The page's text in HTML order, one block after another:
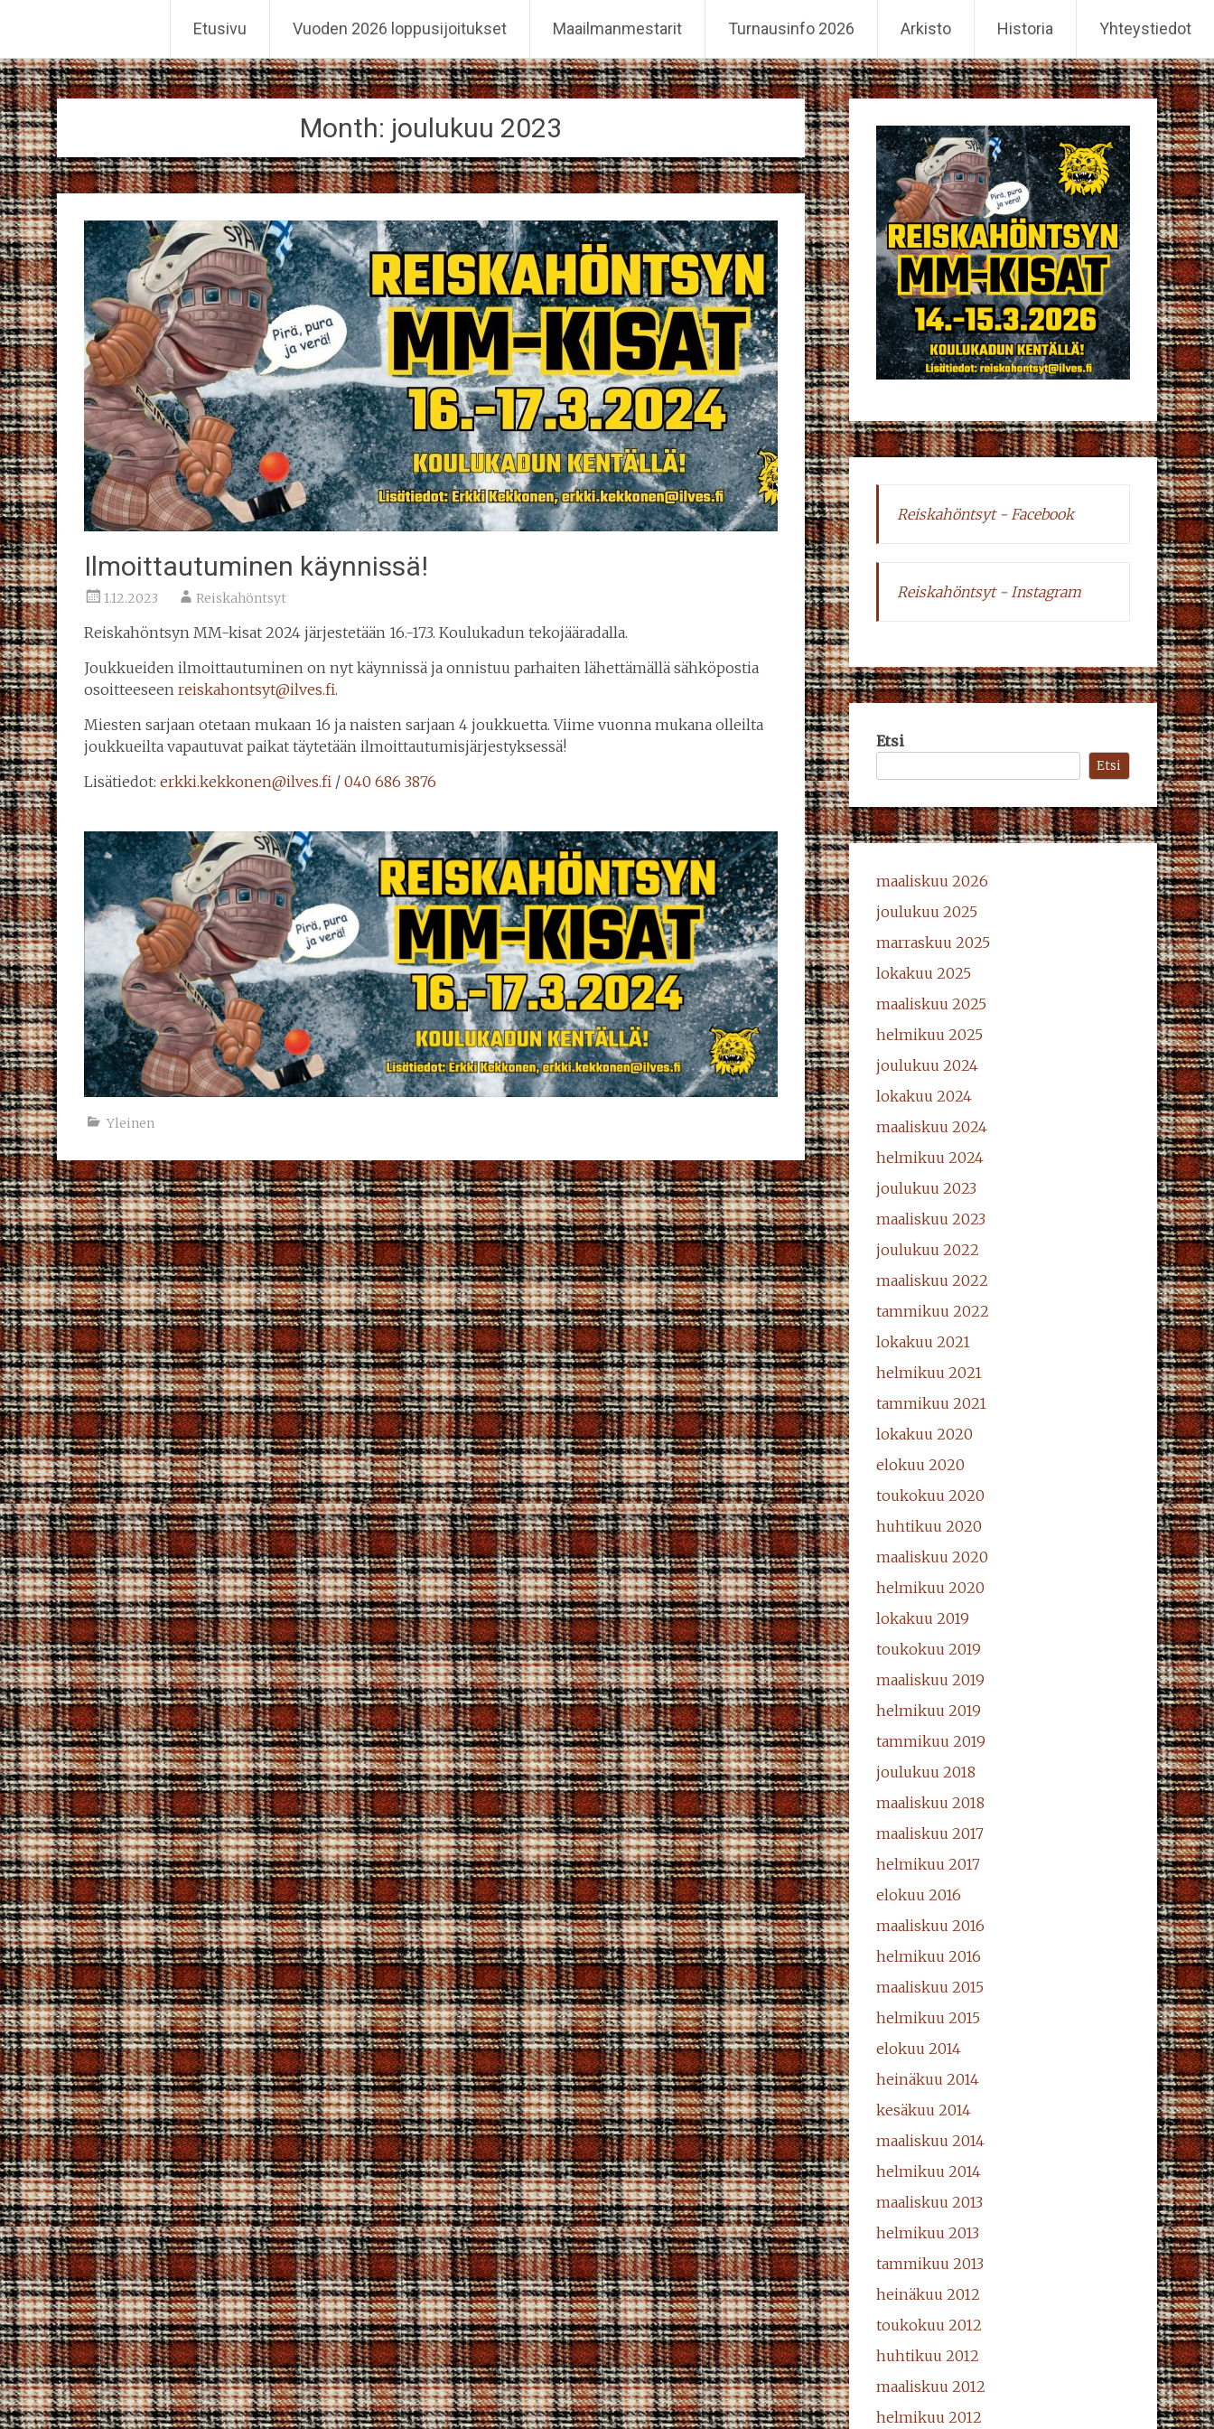
Skip
to
content
Reiskahöntsyn MM-kisat
Etusivu Vuoden 2026 loppusijoitukset Maailmanmestarit Turnausinfo 2026 Arkisto Historia Yhteystiedot
Month: joulukuu 2023
Ilmoittautuminen käynnissä!
1.12.2023 Reiskahöntsyt
Reiskahöntsyn MM-kisat 2024 järjestetään 16.-17.3. Koulukadun tekojääradalla.
Joukkueiden ilmoittautuminen on nyt käynnissä ja onnistuu parhaiten lähettämällä sähköpostia
osoitteeseen reiskahontsyt@ilves.fi.
Miesten sarjaan otetaan mukaan 16 ja naisten sarjaan 4 joukkuetta. Viime vuonna mukana olleilta
joukkueilta vapautuvat paikat täytetään ilmoittautumisjärjestyksessä!
Lisätiedot: erkki.kekkonen@ilves.fi / 040 686 3876
Yleinen
Reiskahöntsyt - Facebook
Reiskahöntsyt - Instagram
Etsi
Etsi
maaliskuu 2026
joulukuu 2025
marraskuu 2025
lokakuu 2025
maaliskuu 2025
helmikuu 2025
joulukuu 2024
lokakuu 2024
maaliskuu 2024
helmikuu 2024
joulukuu 2023
maaliskuu 2023
joulukuu 2022
maaliskuu 2022
tammikuu 2022
lokakuu 2021
helmikuu 2021
tammikuu 2021
lokakuu 2020
elokuu 2020
toukokuu 2020
huhtikuu 2020
maaliskuu 2020
helmikuu 2020
lokakuu 2019
toukokuu 2019
maaliskuu 2019
helmikuu 2019
tammikuu 2019
joulukuu 2018
maaliskuu 2018
maaliskuu 2017
helmikuu 2017
elokuu 2016
maaliskuu 2016
helmikuu 2016
maaliskuu 2015
helmikuu 2015
elokuu 2014
heinäkuu 2014
kesäkuu 2014
maaliskuu 2014
helmikuu 2014
maaliskuu 2013
helmikuu 2013
tammikuu 2013
heinäkuu 2012
toukokuu 2012
huhtikuu 2012
maaliskuu 2012
helmikuu 2012